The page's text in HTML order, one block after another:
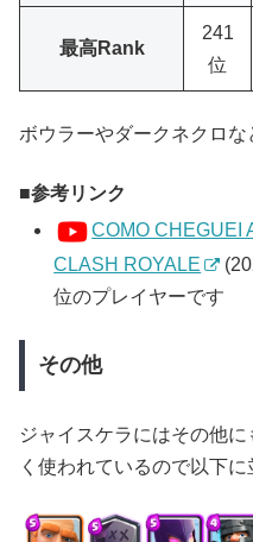
最高Rank
241
位
ボウラーやダークネクロな
参考リンク
COMO CHEGUEI
CLASH ROYALE
位のプレイヤーです
その他
ジャイスケラにはその他
く使われているので以下に